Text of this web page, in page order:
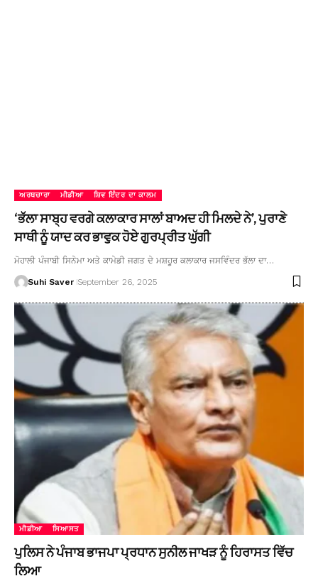
ਅਰਥਚਾਰਾ ਮੀਡੀਆ ਸ਼ਿਵ ਇੰਦਰ ਦਾ ਕਾਲਮ
‘ਭੱਲਾ ਸਾਬ੍ਹ ਵਰਗੇ ਕਲਾਕਾਰ ਸਾਲਾਂ ਬਾਅਦ ਹੀ ਮਿਲਦੇ ਨੇ’, ਪੁਰਾਣੇ
ਸਾਥੀ ਨੂੰ ਯਾਦ ਕਰ ਭਾਵੁਕ ਹੋਏ ਗੁਰਪ੍ਰੀਤ ਘੁੱਗੀ
ਮੋਹਾਲੀ ਪੰਜਾਬੀ ਸਿਨੇਮਾ ਅਤੇ ਕਾਮੇਡੀ ਜਗਤ ਦੇ ਮਸ਼ਹੂਰ ਕਲਾਕਾਰ ਜਸਵਿੰਦਰ ਭੱਲਾ ਦਾ…
Suhi Saver September 26, 2025
ਮੀਡੀਆ ਸਿਆਸਤ
ਪੁਲਿਸ ਨੇ ਪੰਜਾਬ ਭਾਜਪਾ ਪ੍ਰਧਾਨ ਸੁਨੀਲ ਜਾਖੜ ਨੂੰ ਹਿਰਾਸਤ ਵਿੱਚ
ਲਿਆ